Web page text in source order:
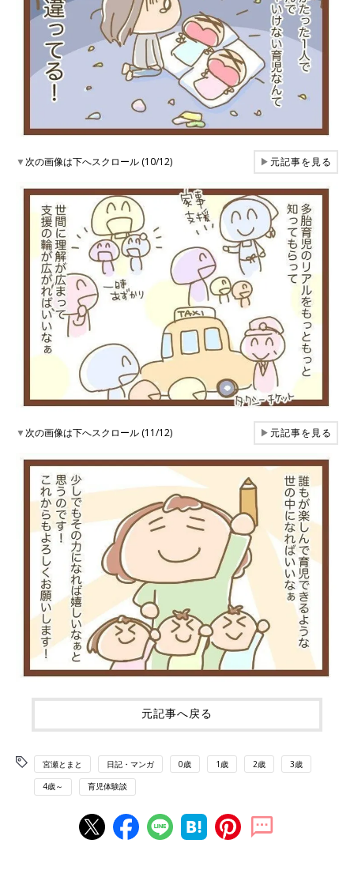
▼次の画像は下へスクロール (10/12) ▶元記事を見る
▼次の画像は下へスクロール (11/12) ▶元記事を見る
元記事へ戻る
宮瀬とまと 日記・マンガ 0歳 1歳 2歳 3歳
4歳～ 育児体験談